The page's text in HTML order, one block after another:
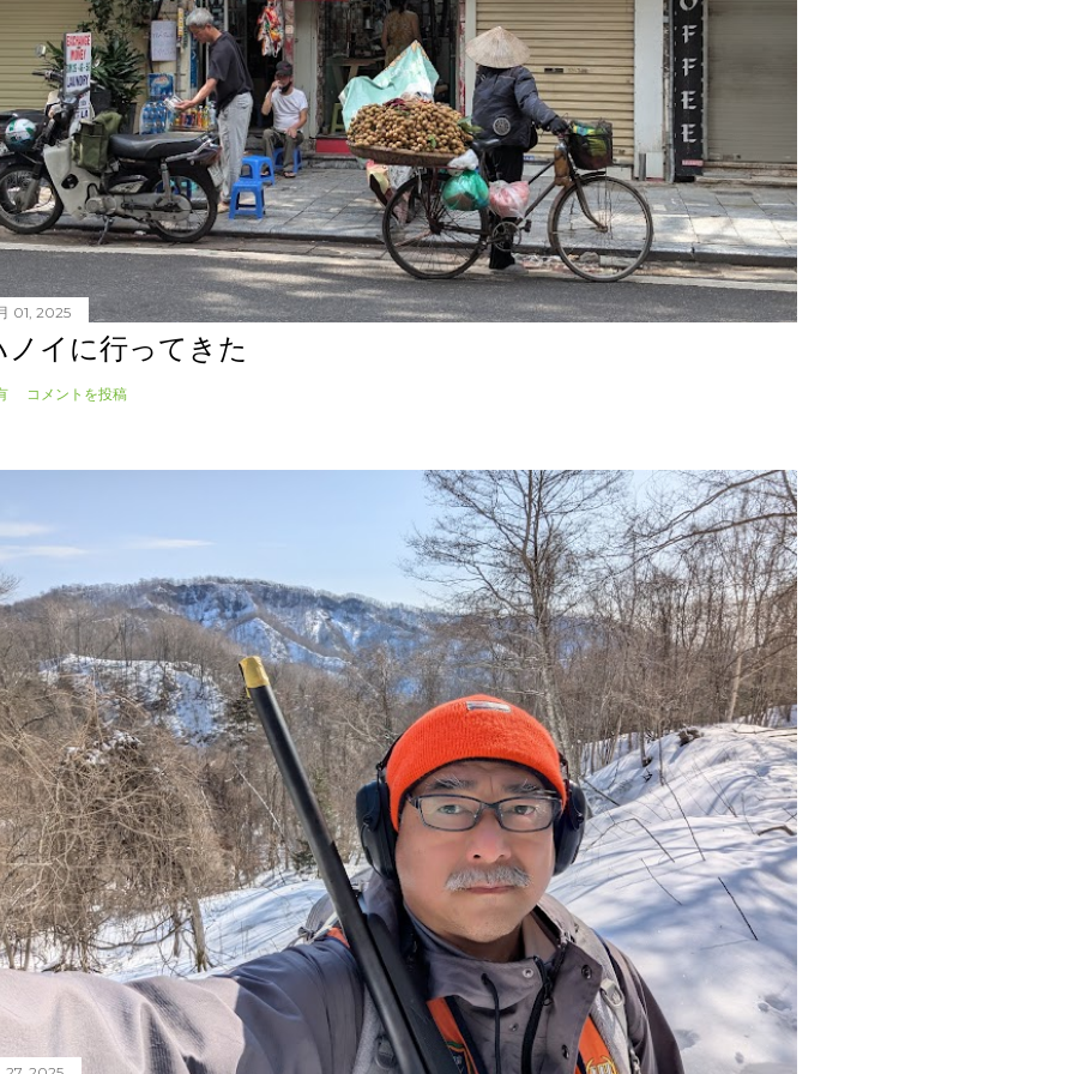
01, 2025
ノイに行ってきた
コメントを投稿